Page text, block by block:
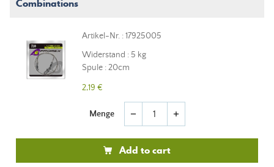
Combinations
Artikel-Nr. : 17925005
Widerstand : 5 kg
Spule : 20cm
2,19 €
Menge remove add
Add to cart